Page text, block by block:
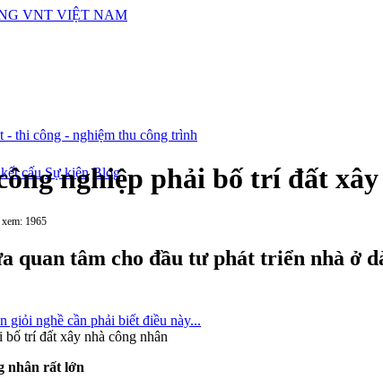
cấu Sự kiện Blog
nghiệp phải bố trí đất
1965
quan tâm cho đầu tư phát triển nhà ở
nhân rất lớn